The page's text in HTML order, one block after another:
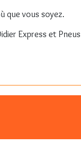
que vous soyez.
Express et